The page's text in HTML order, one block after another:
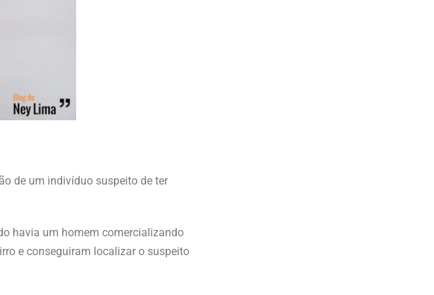
de um indivíduo suspeito de ter
havia um homem comercializando
e conseguiram localizar o suspeito